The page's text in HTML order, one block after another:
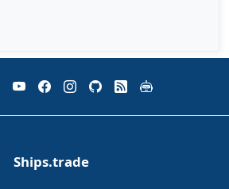
Ships.trade